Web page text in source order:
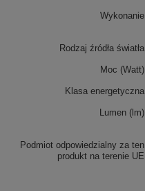
Podmiot odpowiedzialny za ten
produkt na terenie UE
Wykonanie
Rodzaj źródła światła
Moc (Watt)
Klasa energetyczna
Lumen (lm)